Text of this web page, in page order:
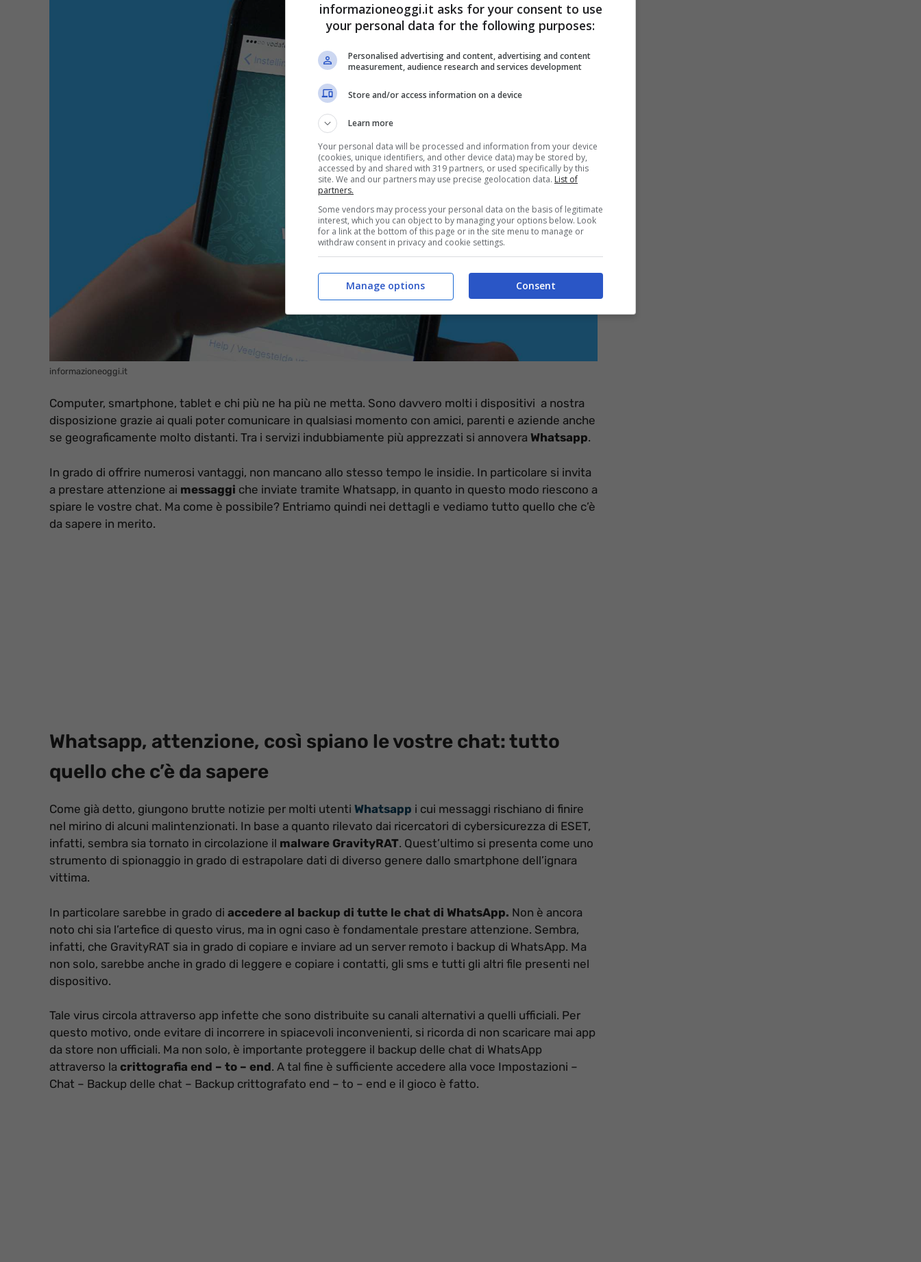
informazioneoggi.it
Computer, smartphone, tablet e chi più ne ha più ne metta. Sono davvero molti i dispositivi a nostra
disposizione grazie ai quali poter comunicare in qualsiasi momento con amici, parenti e aziende anche
se geograficamente molto distanti. Tra i servizi indubbiamente più apprezzati si annovera Whatsapp.
In grado di offrire numerosi vantaggi, non mancano allo stesso tempo le insidie. In particolare si invita
a prestare attenzione ai messaggi che inviate tramite Whatsapp, in quanto in questo modo riescono a
spiare le vostre chat. Ma come è possibile? Entriamo quindi nei dettagli e vediamo tutto quello che c’è
da sapere in merito.
Whatsapp, attenzione, così spiano le vostre chat: tutto
quello che c’è da sapere
Come già detto, giungono brutte notizie per molti utenti Whatsapp i cui messaggi rischiano di finire
nel mirino di alcuni malintenzionati. In base a quanto rilevato dai ricercatori di cybersicurezza di ESET,
infatti, sembra sia tornato in circolazione il malware GravityRAT. Quest’ultimo si presenta come uno
strumento di spionaggio in grado di estrapolare dati di diverso genere dallo smartphone dell’ignara
vittima.
In particolare sarebbe in grado di accedere al backup di tutte le chat di WhatsApp. Non è ancora
noto chi sia l’artefice di questo virus, ma in ogni caso è fondamentale prestare attenzione. Sembra,
infatti, che GravityRAT sia in grado di copiare e inviare ad un server remoto i backup di WhatsApp. Ma
non solo, sarebbe anche in grado di leggere e copiare i contatti, gli sms e tutti gli altri file presenti nel
dispositivo.
Tale virus circola attraverso app infette che sono distribuite su canali alternativi a quelli ufficiali. Per
questo motivo, onde evitare di incorrere in spiacevoli inconvenienti, si ricorda di non scaricare mai app
da store non ufficiali. Ma non solo, è importante proteggere il backup delle chat di WhatsApp
attraverso la crittografia end – to – end. A tal fine è sufficiente accedere alla voce Impostazioni –
Chat – Backup delle chat – Backup crittografato end – to – end e il gioco è fatto.
informazioneoggi.it asks for your consent to use
your personal data for the following purposes:
Personalised advertising and content, advertising and content
measurement, audience research and services development
Store and/or access information on a device
Learn more
Your personal data will be processed and information from your device
(cookies, unique identifiers, and other device data) may be stored by,
accessed by and shared with 319 partners, or used specifically by this
site. We and our partners may use precise geolocation data. List of
partners.
Some vendors may process your personal data on the basis of legitimate
interest, which you can object to by managing your options below. Look
for a link at the bottom of this page or in the site menu to manage or
withdraw consent in privacy and cookie settings.
Consent
Manage options